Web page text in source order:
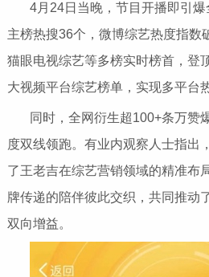
4月24日当晚，节目开播即引
主榜热搜36个，微博综艺热度指数
猫眼电视综艺等多榜实时榜首，登
大视频平台综艺榜单，实现多平台
同时，全网衍生超100+条万赞
度双线领跑。有业内观察人士指出
了王老吉在综艺营销领域的精准布
牌传递的陪伴彼此交织，共同推动
双向增益。